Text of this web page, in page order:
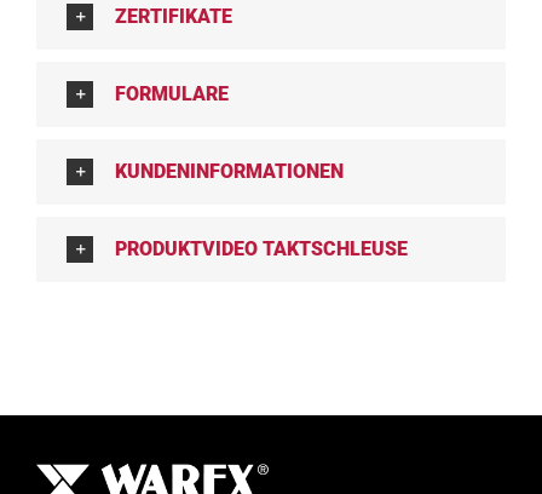
ZERTIFIKATE
FORMULARE
KUNDENINFORMATIONEN
PRODUKTVIDEO TAKTSCHLEUSE